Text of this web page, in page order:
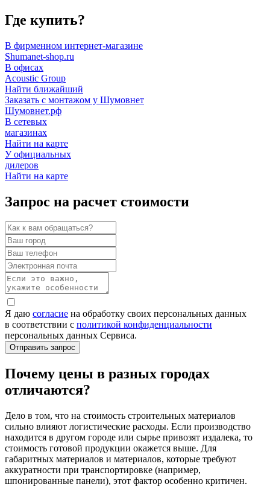
Где купить?
В фирменном интернет-магазине
Shumanet-shop.ru
В офисах
Acoustic Group
Найти ближайший
Заказать с монтажом у Шумовнет
Шумовнет.рф
В сетевых
магазинах
Найти на карте
У официальных
дилеров
Найти на карте
Запрос на расчет стоимости
Я даю согласие на обработку своих персональных данных
в соответствии с политикой конфиденциальности
персональных данных Сервиса.
Почему цены в разных городах
отличаются?
Дело в том, что на стоимость строительных материалов
сильно влияют логистические расходы. Если производство
находится в другом городе или сырье привозят издалека, то
стоимость готовой продукции окажется выше. Для
габаритных материалов и материалов, которые требуют
аккуратности при транспортировке (например,
шпонированные панели), этот фактор особенно критичен.